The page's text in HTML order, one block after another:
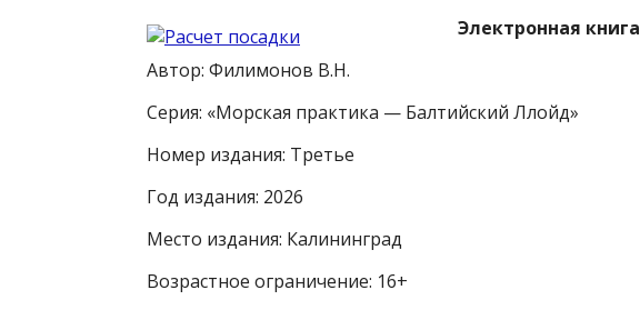
Электронная книга
Автор: Филимонов В.Н.
Серия: «Морская практика — Балтийский Ллойд»
Номер издания: Третье
Год издания: 2026
Место издания: Калининград
Возрастное ограничение: 16+